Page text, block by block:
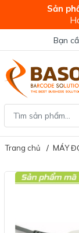
Sản
Bạn
Trang chủ MÁY